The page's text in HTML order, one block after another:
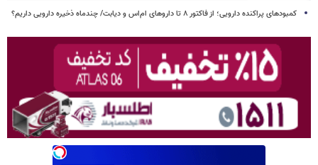
کمبودهای پراکنده دارویی؛ از فاکتور ۸ تا داروهای ام‌اس و دیابت/ چندماه ذخیره دارویی داریم؟